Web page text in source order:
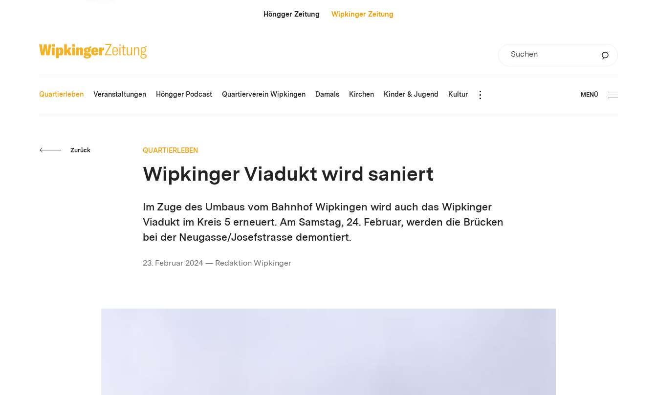
Höngger Zeitung Wipkinger Zeitung
Quartierleben Veranstaltungen Höngger Podcast Quartierverein Wipkingen Damals Kirchen Kinder & Jugend Kultur MENÜ
Zurück QUARTIERLEBEN
Wipkinger Viadukt wird saniert
Im Zuge des Umbaus vom Bahnhof Wipkingen wird auch das Wipkinger
Viadukt im Kreis 5 erneuert. Am Samstag, 24. Februar, werden die Brücken
bei der Neugasse/Josefstrasse demontiert.
23. Februar 2024 — Redaktion Wipkinger